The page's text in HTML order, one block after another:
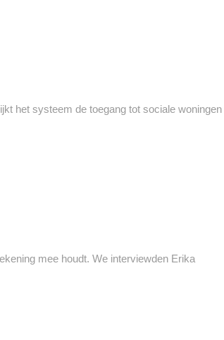
het systeem de toegang tot sociale woningen
mee houdt. We interviewden Erika